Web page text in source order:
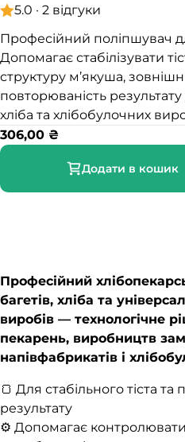
5.0 · 2 відгуки
Професійний поліпшувач
Допомагає стабілізувати
структуру м’якуша,
повторюваність
хліба та хлібобулочних
306,00 ₴
Додати в кошик
Професійний
багетів, хліба та
виробів — технологічне
пекарень, виробництв
напівфабрикатів і
🍞 Для стабільного тіста
результату
⚙️ Допомагає контролювати